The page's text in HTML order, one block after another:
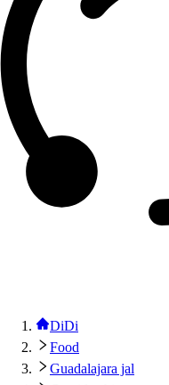
DiDi
Food
Guadalajara jal